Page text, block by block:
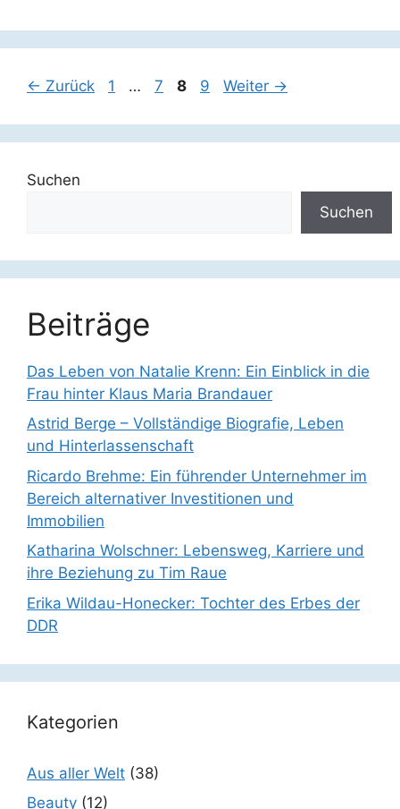
← Zurück Seite
1 … Seite
7 Seite
8 Seite
9 Weiter →
Suchen
Suchen
Beiträge
Das Leben von Natalie Krenn: Ein Einblick in die
Frau hinter Klaus Maria Brandauer
Astrid Berge – Vollständige Biografie, Leben
und Hinterlassenschaft
Ricardo Brehme: Ein führender Unternehmer im
Bereich alternativer Investitionen und
Immobilien
Katharina Wolschner: Lebensweg, Karriere und
ihre Beziehung zu Tim Raue
Erika Wildau-Honecker: Tochter des Erbes der
DDR
Kategorien
Aus aller Welt (38)
Beauty (12)